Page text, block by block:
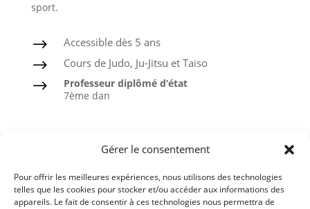
Gérer le consentement
Pour offrir les meilleures expériences, nous utilisons des technologies
telles que les cookies pour stocker et/ou accéder aux informations des
appareils. Le fait de consentir à ces technologies nous permettra de
sport.
$ Accessible dès 5 ans
$ Cours de Judo, Ju-Jitsu et Taïso
$
Professeur diplômé d’état
7ème dan
Taïso ou Gymnastique douce